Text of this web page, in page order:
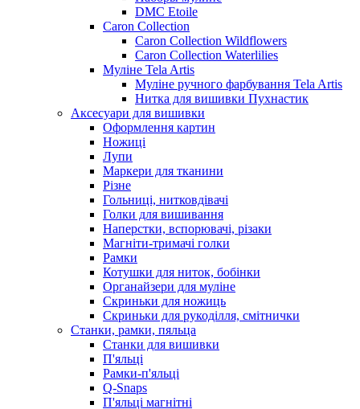
DMC Etoile
Caron Collection
Caron Collection Wildflowers
Caron Collection Waterlilies
Муліне Tela Artis
Муліне ручного фарбування Tela Artis
Нитка для вишивки Пухнастик
Аксесуари для вишивки
Оформлення картин
Ножиці
Лупи
Маркери для тканини
Різне
Гольниці, нитковдівачі
Голки для вишивання
Наперстки, вспорювачі, різаки
Магніти-тримачі голки
Рамки
Котушки для ниток, бобінки
Органайзери для муліне
Скриньки для ножиць
Скриньки для рукоділля, смітнички
Станки, рамки, пяльца
Станки для вишивки
П'яльці
Рамки-п'яльці
Q-Snaps
П'яльці магнітні